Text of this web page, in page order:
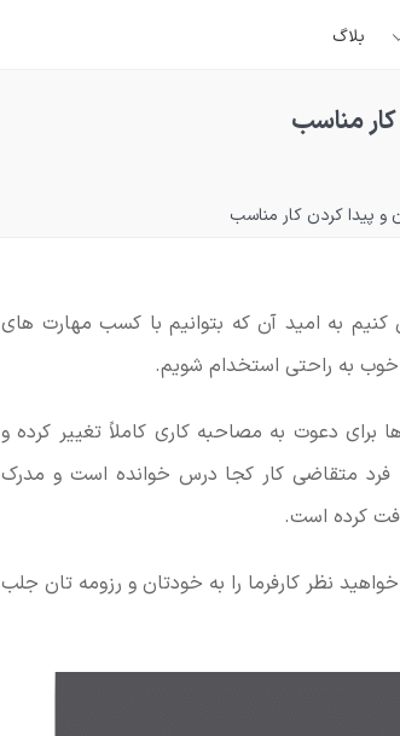
بلاگ
به امید آن که بتوانیم با کسب مهارت های
به راحتی استخدام شویم.
دعوت به مصاحبه کاری کاملاً تغییر کرده و
فرد متقاضی کار کجا درس خوانده است و مدرک
کرده است.
نظر کارفرما را به خودتان و رزومه تان جلب